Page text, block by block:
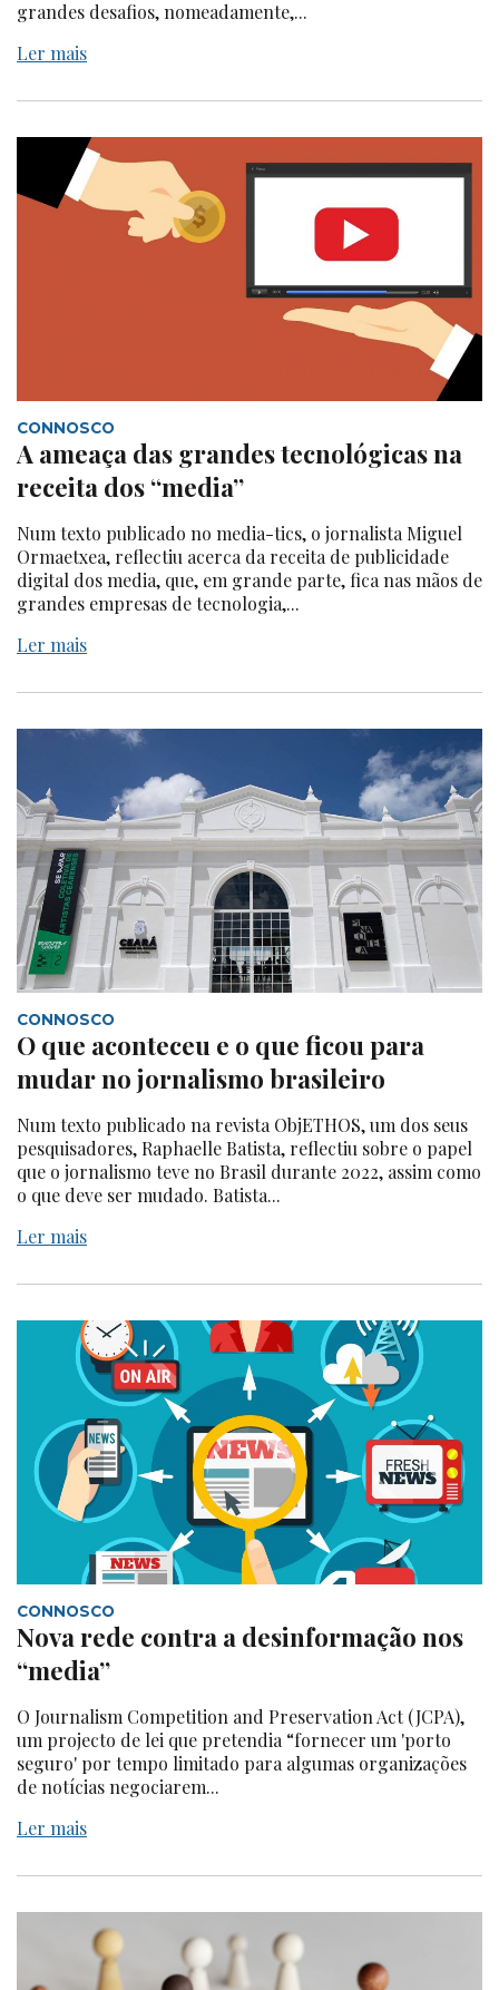
grandes desafios, nomeadamente,...
Ler mais
CONNOSCO
A ameaça das grandes tecnológicas na
receita dos “media”
Num texto publicado no media-tics, o jornalista Miguel
Ormaetxea, reflectiu acerca da receita de publicidade
digital dos media, que, em grande parte, fica nas mãos de
grandes empresas de tecnologia,...
Ler mais
CONNOSCO
O que aconteceu e o que ficou para
mudar no jornalismo brasileiro
Num texto publicado na revista ObjETHOS, um dos seus
pesquisadores, Raphaelle Batista, reflectiu sobre o papel
que o jornalismo teve no Brasil durante 2022, assim como
o que deve ser mudado. Batista...
Ler mais
CONNOSCO
Nova rede contra a desinformação nos
“media”
O Journalism Competition and Preservation Act (JCPA),
um projecto de lei que pretendia “fornecer um 'porto
seguro' por tempo limitado para algumas organizações
de notícias negociarem...
Ler mais